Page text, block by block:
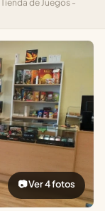
Tienda de Juegos -
📷 Ver 4 fotos